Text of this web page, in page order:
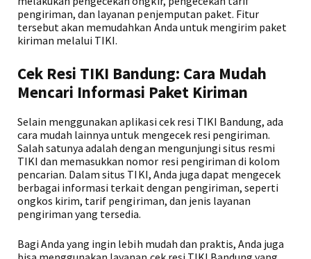
pengiriman, dan layanan penjemputan paket. Fitur
tersebut akan memudahkan Anda untuk mengirim paket
kiriman melalui TIKI.
Cek Resi TIKI Bandung: Cara Mudah
Mencari Informasi Paket Kiriman
Selain menggunakan aplikasi cek resi TIKI Bandung, ada
cara mudah lainnya untuk mengecek resi pengiriman.
Salah satunya adalah dengan mengunjungi situs resmi
TIKI dan memasukkan nomor resi pengiriman di kolom
pencarian. Dalam situs TIKI, Anda juga dapat mengecek
berbagai informasi terkait dengan pengiriman, seperti
ongkos kirim, tarif pengiriman, dan jenis layanan
pengiriman yang tersedia.
Bagi Anda yang ingin lebih mudah dan praktis, Anda juga